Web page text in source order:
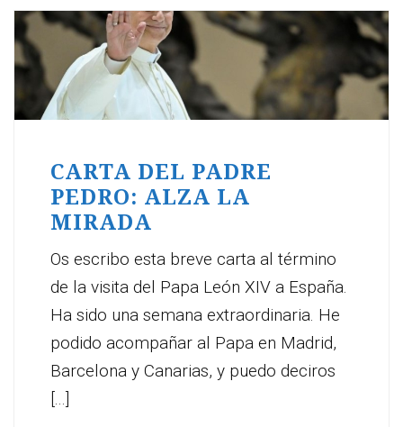
CARTA DEL PADRE
PEDRO: ALZA LA
MIRADA
Os escribo esta breve carta al término
de la visita del Papa León XIV a España.
Ha sido una semana extraordinaria. He
podido acompañar al Papa en Madrid,
Barcelona y Canarias, y puedo deciros
[...]